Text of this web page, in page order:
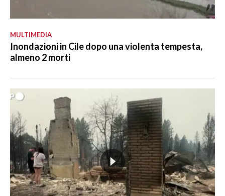
MULTIMEDIA
Inondazioni in Cile dopo una violenta tempesta,
almeno 2 morti